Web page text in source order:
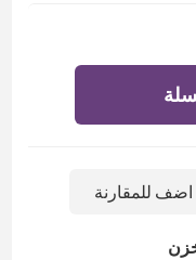
اضف للمقارنة